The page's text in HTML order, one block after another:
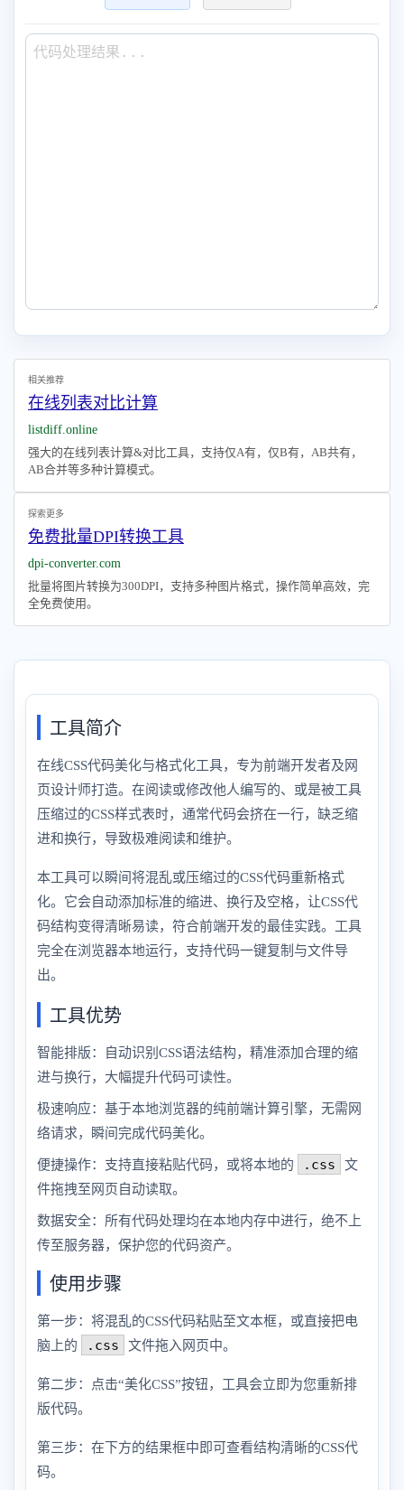
相关推荐
在线列表对比计算
listdiff.online
强大的在线列表计算&对比工具，支持仅A有，仅B有，AB共有，
AB合并等多种计算模式。
探索更多
免费批量DPI转换工具
dpi-converter.com
批量将图片转换为300DPI，支持多种图片格式，操作简单高效，完
全免费使用。
工具简介
在线CSS代码美化与格式化工具，专为前端开发者及网
页设计师打造。在阅读或修改他人编写的、或是被工具
压缩过的CSS样式表时，通常代码会挤在一行，缺乏缩
进和换行，导致极难阅读和维护。
本工具可以瞬间将混乱或压缩过的CSS代码重新格式
化。它会自动添加标准的缩进、换行及空格，让CSS代
码结构变得清晰易读，符合前端开发的最佳实践。工具
完全在浏览器本地运行，支持代码一键复制与文件导
出。
工具优势
智能排版：自动识别CSS语法结构，精准添加合理的缩
进与换行，大幅提升代码可读性。
极速响应：基于本地浏览器的纯前端计算引擎，无需网
络请求，瞬间完成代码美化。
便捷操作：支持直接粘贴代码，或将本地的 .css
文
件拖拽至网页自动读取。
数据安全：所有代码处理均在本地内存中进行，绝不上
传至服务器，保护您的代码资产。
使用步骤
第一步：将混乱的CSS代码粘贴至文本框，或直接把电
脑上的
.css 文件拖入网页中。
第二步：点击“美化CSS”按钮，工具会立即为您重新排
版代码。
第三步：在下方的结果框中即可查看结构清晰的CSS代
码。